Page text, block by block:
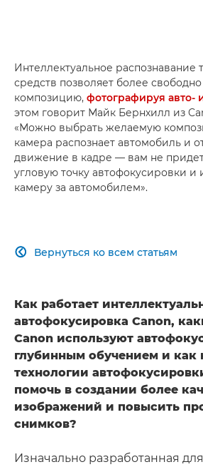
Интеллектуальное распознавание
средств позволяет более
композицию, фотографируя авто-
этом говорит Майк Бернхилл из
«Можно выбрать желаемую
камера распознает автомобиль и
движение в кадре — вам не
угловую точку автофокусировки и
камеру за автомобилем».
Вернуться ко всем статьям

Как работает
автофокусировка Canon,
Canon используют
глубинным обучением и как
технологии
помочь в создании более
изображений и повысить
снимков?
Изначально разработанная